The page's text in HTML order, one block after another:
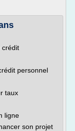
crédit
personnel
taux
ligne
son projet